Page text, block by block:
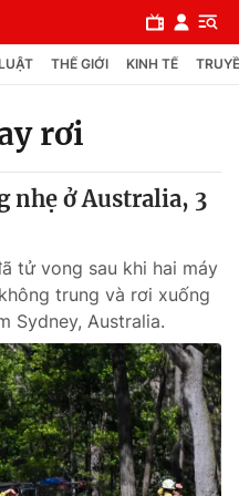
THẾ GIỚI KINH TẾ
rơi
nhẹ ở Australia, 3
tử vong sau khi hai máy
trung và rơi xuống
Sydney, Australia.